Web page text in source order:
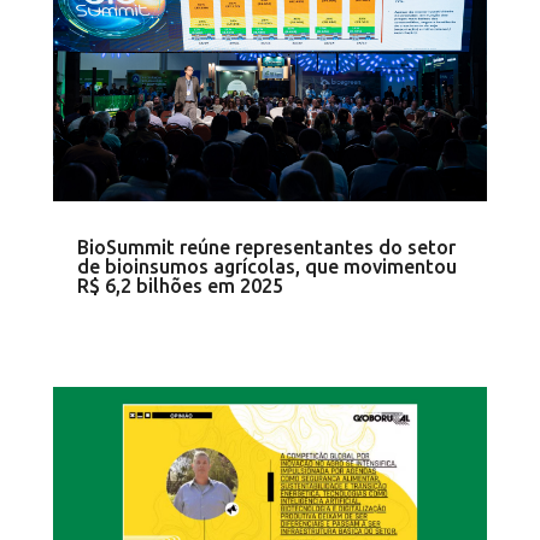
BioSummit reúne representantes do setor
de bioinsumos agrícolas, que movimentou
R$ 6,2 bilhões em 2025